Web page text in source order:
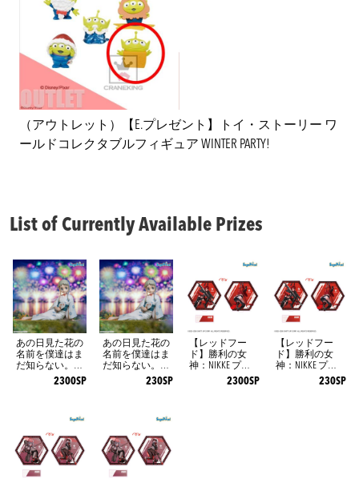
（アウトレット）【E.プレゼント】トイ・ストーリー ワ
ールドコレクタブルフィギュア WINTER PARTY!
List of Currently Available Prizes
あの日見た花の
名前を僕達はま
だ知らない。 Yu
memirize ‐本間芽
2300SP
あの日見た花の
名前を僕達はま
だ知らない。 Yu
memirize ‐本間芽
230SP
【レッドフー
ド】勝利の女
神：NIKKE プラ
チナムザッカ両
2300SP
【レッドフー
ド】勝利の女
神：NIKKE プラ
チナムザッカ両
230SP